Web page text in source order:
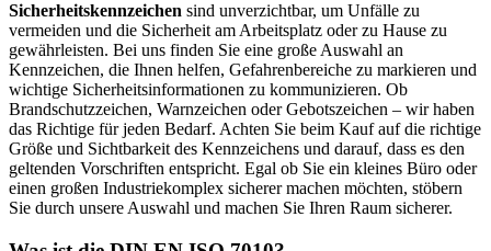
Sicherheitskennzeichen sind unverzichtbar, um Unfälle zu
vermeiden und die Sicherheit am Arbeitsplatz oder zu Hause zu
gewährleisten. Bei uns finden Sie eine große Auswahl an
Kennzeichen, die Ihnen helfen, Gefahrenbereiche zu markieren und
wichtige Sicherheitsinformationen zu kommunizieren. Ob
Brandschutzzeichen, Warnzeichen oder Gebotszeichen – wir haben
das Richtige für jeden Bedarf. Achten Sie beim Kauf auf die richtige
Größe und Sichtbarkeit des Kennzeichens und darauf, dass es den
geltenden Vorschriften entspricht. Egal ob Sie ein kleines Büro oder
einen großen Industriekomplex sicherer machen möchten, stöbern
Sie durch unsere Auswahl und machen Sie Ihren Raum sicherer.